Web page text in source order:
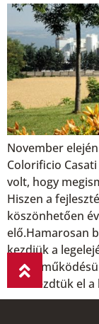
November
Colorificio
volt, hogy
Hiszen a
köszönhetően
elő.Hamarosan
kezdjük a
ben kezdtük el